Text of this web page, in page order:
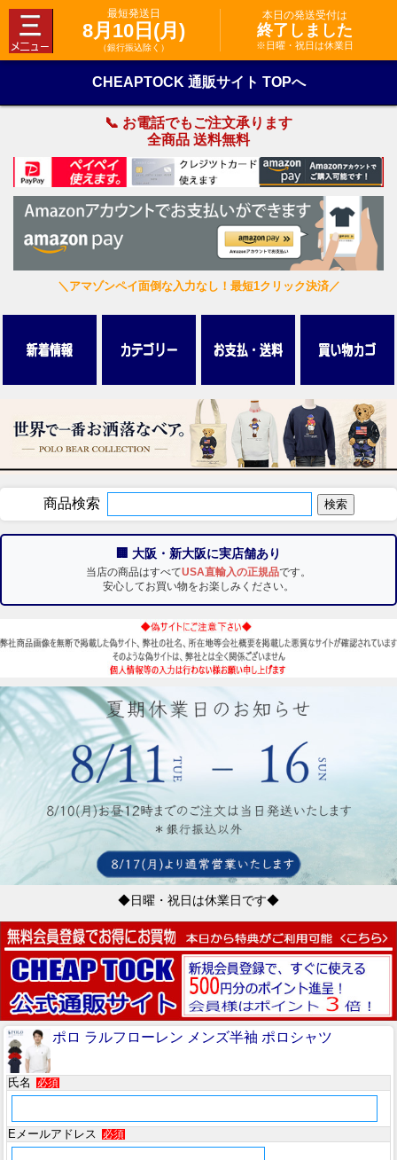
最短発送日
8月10日(月)
（銀行振込除く）
本日の発送受付は
終了しました
※日曜・祝日は休業日
CHEAPTOCK 通販サイト TOPへ
📞 お電話でもご注文承ります
全商品 送料無料
＼アマゾンペイ面倒な入力なし！最短1クリック決済／
商品検索
🏢 大阪・新大阪に実店舗あり
当店の商品はすべてUSA直輸入の正規品です。
安心してお買い物をお楽しみください。
◆日曜・祝日は休業日です◆
ポロ ラルフローレン メンズ半袖 ポロシャツ
氏名 必須
Eメールアドレス 必須